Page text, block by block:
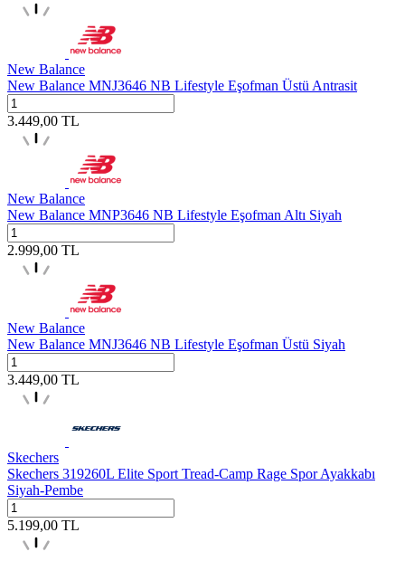
New Balance
New Balance MNJ3646 NB Lifestyle Eşofman Üstü Antrasit
3.449,00 TL
New Balance
New Balance MNP3646 NB Lifestyle Eşofman Altı Siyah
2.999,00 TL
New Balance
New Balance MNJ3646 NB Lifestyle Eşofman Üstü Siyah
3.449,00 TL
Skechers
Skechers 319260L Elite Sport Tread-Camp Rage Spor Ayakkabı
Siyah-Pembe
5.199,00 TL